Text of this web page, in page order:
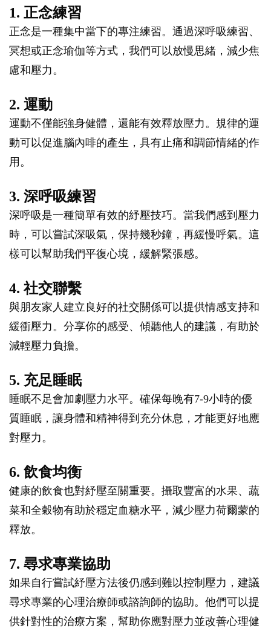
1. 正念練習
正念是一種集中當下的專注練習。通過深呼吸練習、
冥想或正念瑜伽等方式，我們可以放慢思緒，減少焦
慮和壓力。
2. 運動
運動不僅能強身健體，還能有效釋放壓力。規律的運
動可以促進腦內啡的產生，具有止痛和調節情緒的作
用。
3. 深呼吸練習
深呼吸是一種簡單有效的紓壓技巧。當我們感到壓力
時，可以嘗試深吸氣，保持幾秒鐘，再緩慢呼氣。這
樣可以幫助我們平復心境，緩解緊張感。
4. 社交聯繫
與朋友家人建立良好的社交關係可以提供情感支持和
緩衝壓力。分享你的感受、傾聽他人的建議，有助於
減輕壓力負擔。
5. 充足睡眠
睡眠不足會加劇壓力水平。確保每晚有7-9小時的優
質睡眠，讓身體和精神得到充分休息，才能更好地應
對壓力。
6. 飲食均衡
健康的飲食也對紓壓至關重要。攝取豐富的水果、蔬
菜和全穀物有助於穩定血糖水平，減少壓力荷爾蒙的
釋放。
7. 尋求專業協助
如果自行嘗試紓壓方法後仍感到難以控制壓力，建議
尋求專業的心理治療師或諮詢師的協助。他們可以提
供針對性的治療方案，幫助你應對壓力並改善心理健